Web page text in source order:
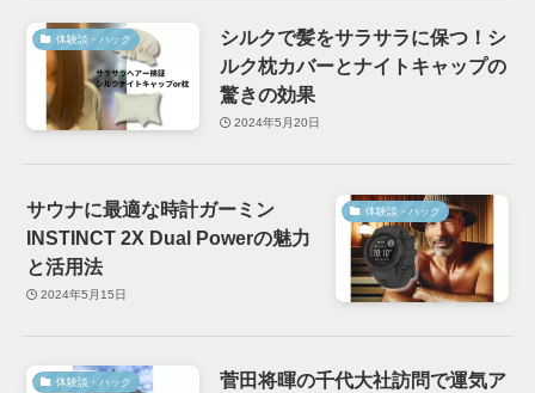
体験談・ハック
シルクで髪をサラサラに保つ！シ
ルク枕カバーとナイトキャップの
驚きの効果
2024年5月20日
体験談・ハック
サウナに最適な時計ガーミン
INSTINCT 2X Dual Powerの魅力
と活用法
2024年5月15日
体験談・ハック
菅田将暉の千代大社訪問で運気ア